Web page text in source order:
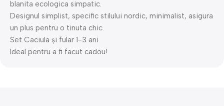
blanita ecologica simpatic.
Designul simplist, specific stilului nordic, minimalist, asigura
un plus pentru o tinuta chic.
Set Caciula și fular 1-3 ani
Ideal pentru a fi facut cadou!